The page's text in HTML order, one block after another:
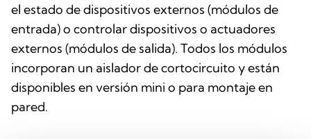
el estado de dispositivos externos (módulos de
entrada) o controlar dispositivos o actuadores
externos (módulos de salida). Todos los módulos
incorporan un aislador de cortocircuito y están
disponibles en versión mini o para montaje en
pared.